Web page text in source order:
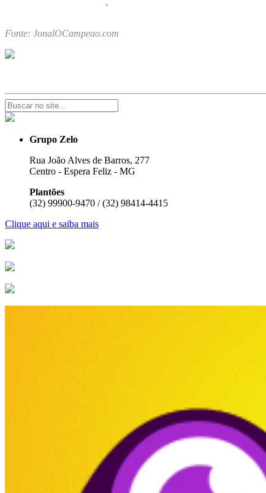
Fonte: JonalOCampeao.com
Grupo Zelo
Rua João Alves de Barros, 277
Centro - Espera Feliz - MG
Plantões
(32) 99900-9470 / (32) 98414-4415
Clique aqui e saiba mais